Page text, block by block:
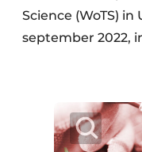
Science (WoTS)
september 2022, in